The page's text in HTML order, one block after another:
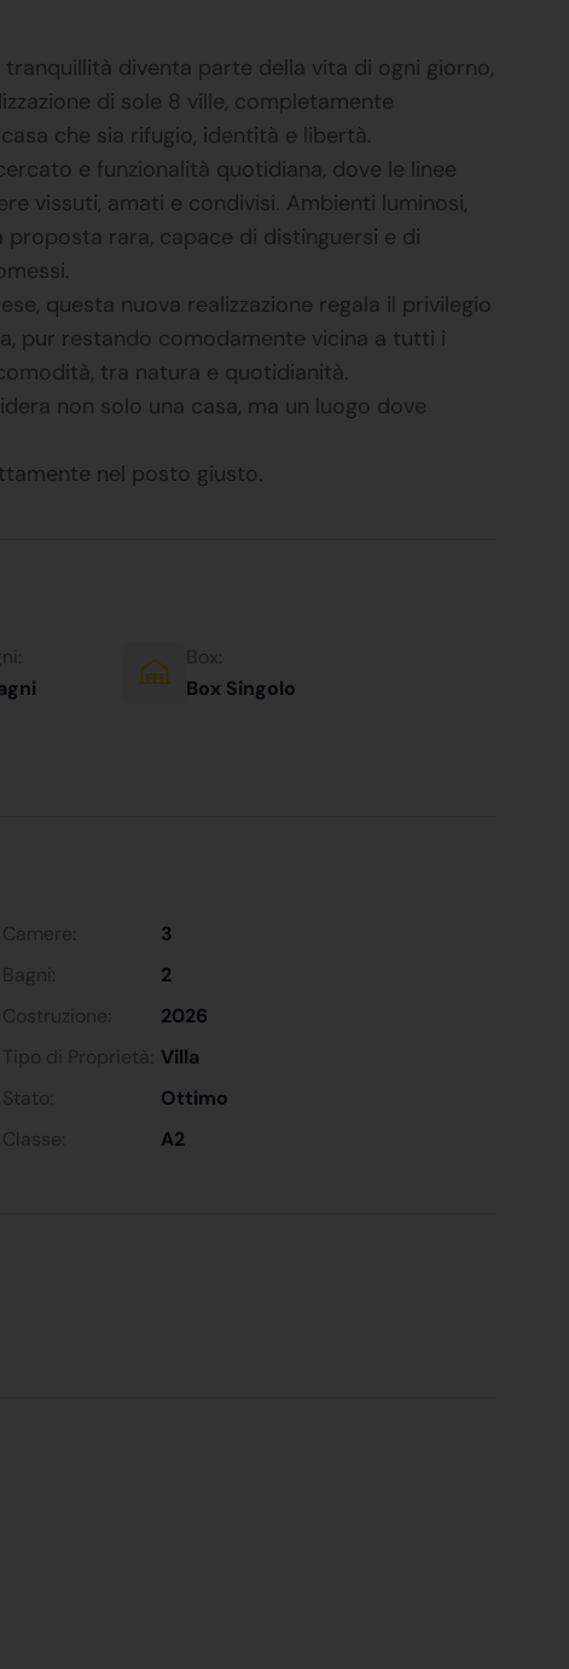
tranquillità diventa parte della vita di ogni giorno,
di sole 8 ville, completamente
che sia rifugio, identità e libertà.
e funzionalità quotidiana, dove le linee
vissuti, amati e condivisi. Ambienti luminosi,
rara, capace di distinguersi e di
questa nuova realizzazione regala il privilegio
pur restando comodamente vicina a tutti i
tra natura e quotidianità.
non solo una casa, ma un luogo dove
nel posto giusto.
Box:
Box Singolo
Camere:
3
Bagni:
2
Costruzione:
2026
Tipo di Proprietà: Villa
Stato:
Ottimo
Classe: A2